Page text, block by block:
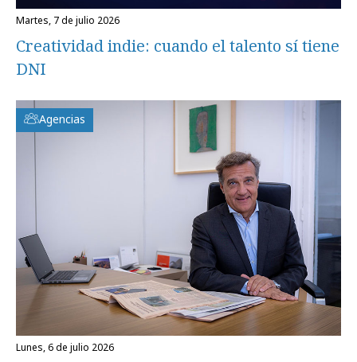
martes, 7 de julio 2026
Creatividad indie: cuando el talento sí tiene
DNI
Agencias
lunes, 6 de julio 2026